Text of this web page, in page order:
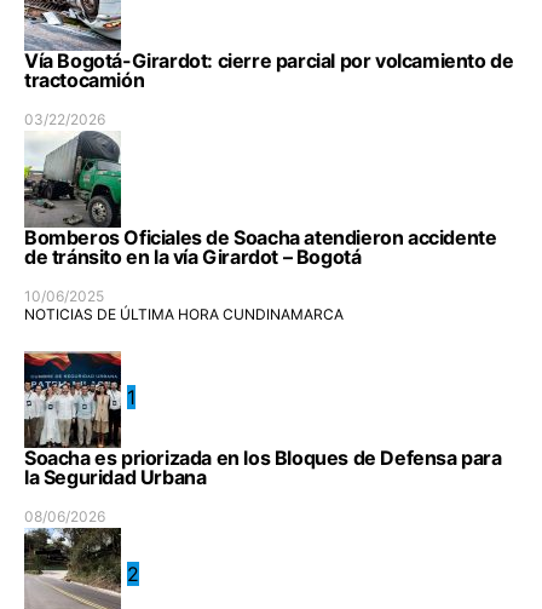
Vía Bogotá-Girardot: cierre parcial por volcamiento de
tractocamión
03/22/2026
Bomberos Oficiales de Soacha atendieron accidente
de tránsito en la vía Girardot – Bogotá
10/06/2025
NOTICIAS DE ÚLTIMA HORA CUNDINAMARCA
1
Soacha es priorizada en los Bloques de Defensa para
la Seguridad Urbana
08/06/2026
2